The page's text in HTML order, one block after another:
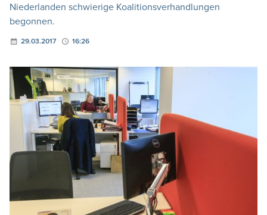
Niederlanden schwierige Koalitionsverhandlungen
begonnen.
29.03.2017 16:26